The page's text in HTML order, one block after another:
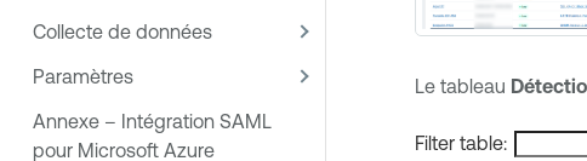
Collecte de données
Paramètres
Annexe – Intégration SAML
pour Microsoft Azure
Le tableau
Filter table: